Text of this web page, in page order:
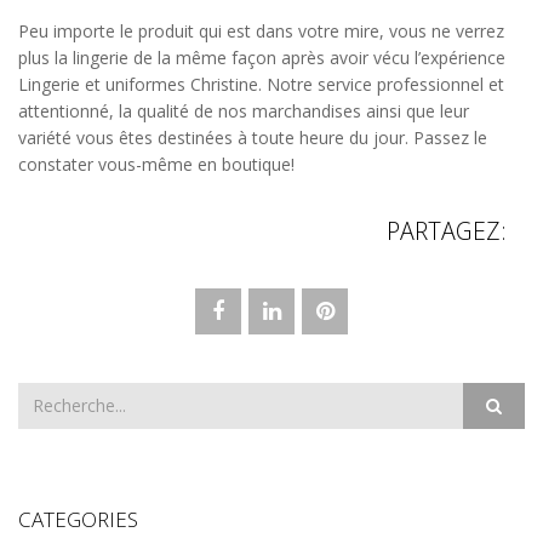
Peu importe le produit qui est dans votre mire, vous ne verrez
plus la lingerie de la même façon après avoir vécu l’expérience
Lingerie et uniformes Christine. Notre service professionnel et
attentionné, la qualité de nos marchandises ainsi que leur
variété vous êtes destinées à toute heure du jour. Passez le
constater vous-même en boutique!
PARTAGEZ:
CATEGORIES